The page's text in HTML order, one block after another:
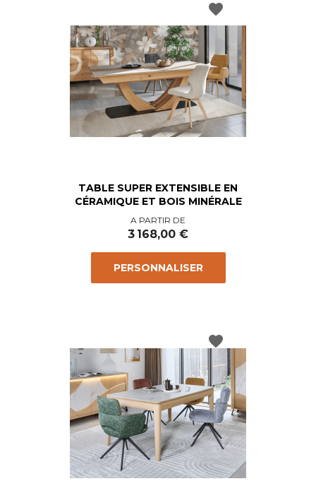
TABLE SUPER EXTENSIBLE EN
CÉRAMIQUE ET BOIS MINÉRALE
Prix
A PARTIR DE
3 168,00 €
PERSONNALISER
favorite
favorite